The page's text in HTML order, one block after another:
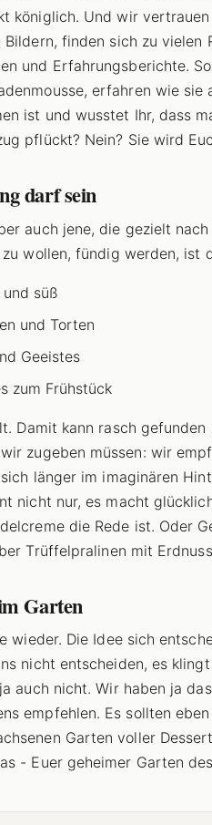
königlich. Und wir
Bildern, finden sich zu vielen
und Erfahrungsberichte.
erfahren wie
ist und wusstet Ihr, dass
pflückt? Nein? Sie wird
darf sein
auch jene, die gezielt
wollen, fündig werden, ist
und süß
und Torten
Geeistes
zum Frühstück
Damit kann rasch
zugeben müssen: wir
länger im imaginären
nicht nur, es macht
die Rede ist. Oder
Trüffelpralinen mit
Garten
wieder. Die Idee sich
nicht entscheiden, es
auch nicht. Wir haben ja
empfehlen. Es sollten
Garten voller
- Euer geheimer Garten